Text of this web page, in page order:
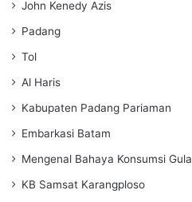
John Kenedy Azis
Padang
Tol
Al Haris
Kabupaten Padang Pariaman
Embarkasi Batam
Mengenal Bahaya Konsumsi Gula
KB Samsat Karangploso